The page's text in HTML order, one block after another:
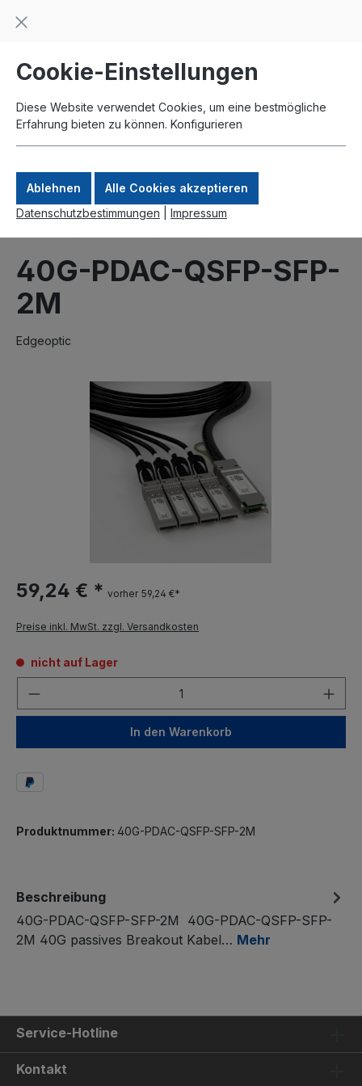
springen
Zahlung per Paypal
40G-PDAC-QSFP-SFP-
2M
Edgeoptic
59,24 € * vorher 59,24 €*
Preise inkl. MwSt. zzgl. Versandkosten
nicht auf Lager
In den Warenkorb
Produktnummer: 40G-PDAC-QSFP-SFP-2M
Beschreibung
40G-PDAC-QSFP-SFP-2M 40G-PDAC-QSFP-SFP-
2M 40G passives Breakout Kabel… Mehr
Service-Hotline
Kontakt
Cookie-Einstellungen
Diese Website verwendet Cookies, um eine bestmögliche
Erfahrung bieten zu können. Konfigurieren
Ablehnen
Alle Cookies akzeptieren
Datenschutzbestimmungen
Impressum